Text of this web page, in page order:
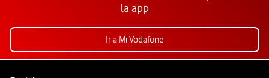
la app
Ir a Mi Vodafone